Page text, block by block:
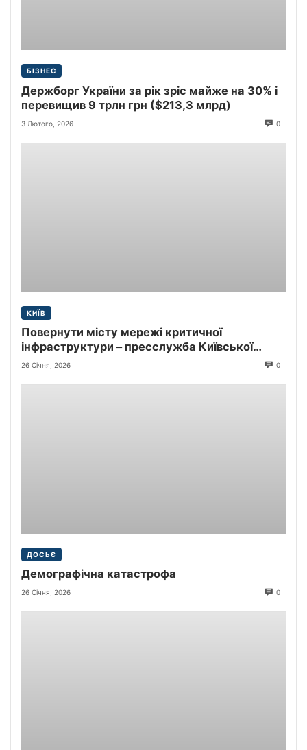
БІЗНЕС
Держборг України за рік зріс майже на 30% і
перевищив 9 трлн грн ($213,3 млрд)
3 Лютого, 2026 0
КИЇВ
Повернути місту мережі критичної
інфраструктури – пресслужба Київської
міської прокуратури
26 Січня, 2026 0
ДОСЬЄ
Демографічна катастрофа
26 Січня, 2026 0